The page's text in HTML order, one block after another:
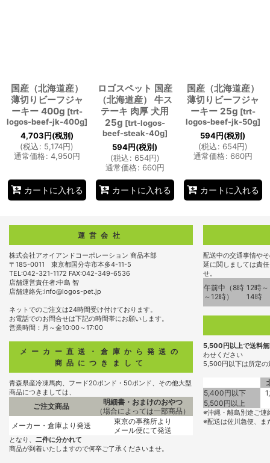
国産（北海道産）
薄切りビーフジャ
ーキー 400g [trt-
logos-beef-jk-400g]
4,703円(税別)
(税込: 5,174円)
通常価格: 4,950円
カートに入れる
ロゴスペット 国産
（北海道産） 牛ス
テーキ 肉厚 犬用
25g [trt-logos-
beef-steak-40g]
594円(税別)
(税込: 654円)
通常価格: 660円
カートに入れる
国産（北海道産）
薄切りビーフジャ
ーキー 25g [trt-
logos-beef-jk-50g]
594円(税別)
(税込: 654円)
通常価格: 660円
カートに入れる
運営会社
株式会社アオイアンドコーポレーション 商品本部
〒185-0011 東京都国分寺市本多4-11-5
TEL:042-321-1172 FAX:042-349-6536
店舗運営責任者:中島 智
店舗連絡先:info@logos-pet.jp
ネットでのご注文は24時間受け付けております。
お電話でのお問合せは下記の時間帯にお願いします。
営業時間：月～金10:00～17:00
メーカー直送・倉庫から発送の
商品につきまして
青森県産冷凍馬肉、フード20ポンド・50ポンド、その他大型
商品につきましては、
ご注文商品
明細書・おまけのおやつ
（場合によっては一部商品）
メーカー・倉庫より発送
東京の事務所より
メール便にて発送
となり、 二件に分かれて
商品が到着いたしますので何卒ご了承くださいませ。
配送中の交通事情や
延に関しましては責
せ。
午前中（8時
～12時）
12時～
14時
5,500円以上で送料
わせください
5,500円以下は所定
5,400円以下
5,500円以上
※沖縄・離島別途ご連
※配送は佐川急便、ま